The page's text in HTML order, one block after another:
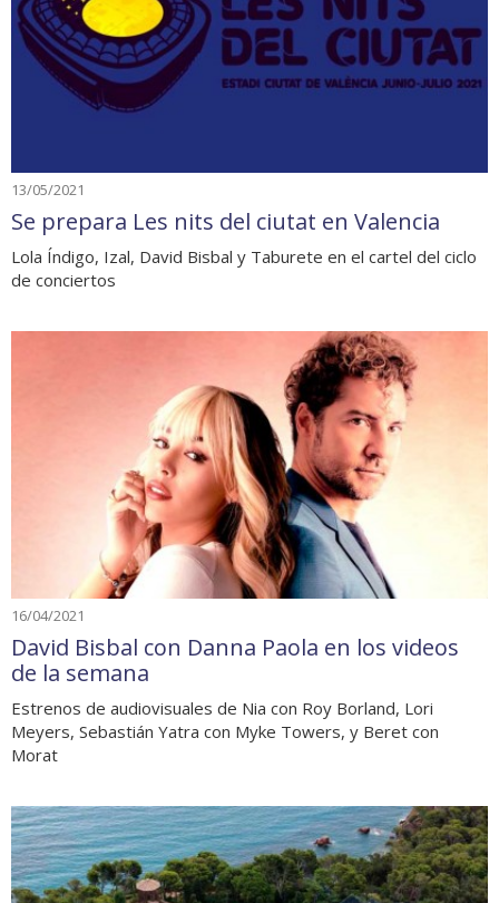
13/05/2021
Se prepara Les nits del ciutat en Valencia
Lola Índigo, Izal, David Bisbal y Taburete en el cartel del ciclo
de conciertos
16/04/2021
David Bisbal con Danna Paola en los videos
de la semana
Estrenos de audiovisuales de Nia con Roy Borland, Lori
Meyers, Sebastián Yatra con Myke Towers, y Beret con
Morat